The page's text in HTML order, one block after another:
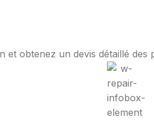
obtenez un devis détaillé des